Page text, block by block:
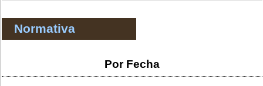
Normativa
Por Fecha